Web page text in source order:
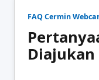
FAQ Cermin
Diajukan